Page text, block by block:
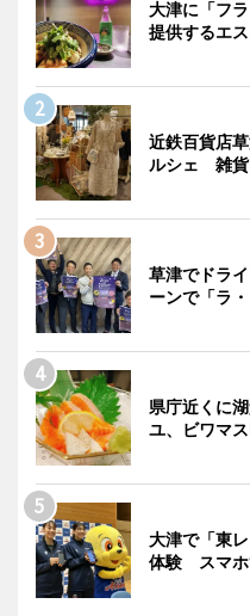
大津に「フ
提供するエ
近鉄百貨店
ルシェ 雑貨
草津でドラ
ーンで「ラ
県庁近くに
ユ、ビワマ
大津で「東
体験 スマホ